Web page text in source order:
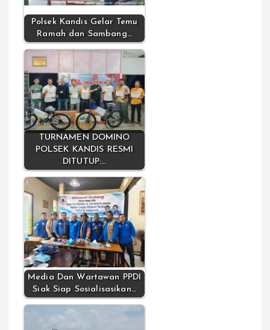
Polsek Kandis Gelar Temu
Ramah dan Sambang…
TURNAMEN DOMINO
POLSEK KANDIS RESMI
DITUTUP:…
Media Dan Wartawan PPDI
Siak Siap Sosialisasikan…